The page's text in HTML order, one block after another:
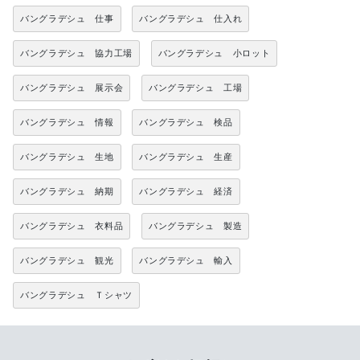
バングラデシュ 仕事 バングラデシュ 仕入れ
バングラデシュ 協力工場 バングラデシュ 小ロット
バングラデシュ 展示会 バングラデシュ 工場
バングラデシュ 情報 バングラデシュ 検品
バングラデシュ 生地 バングラデシュ 生産
バングラデシュ 納期 バングラデシュ 経済
バングラデシュ 衣料品 バングラデシュ 製造
バングラデシュ 観光 バングラデシュ 輸入
バングラデシュ Ｔシャツ